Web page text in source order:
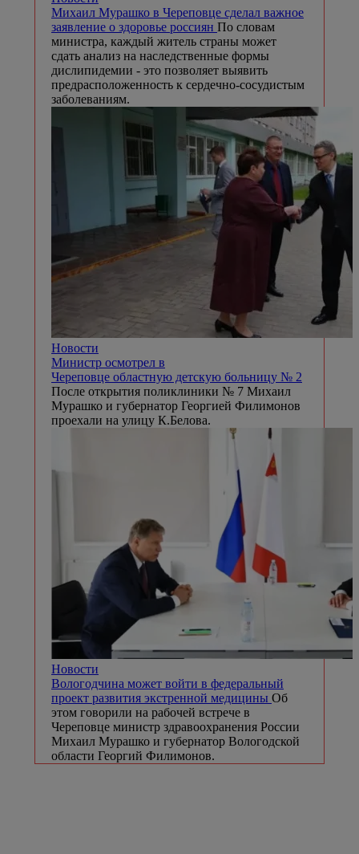
Михаил Мурашко в Череповце сделал важное
заявление о здоровье россиян По словам
министра, каждый житель страны может
сдать анализ на наследственные формы
дислипидемии - это позволяет выявить
предрасположенность к сердечно-сосудистым
заболеваниям.
Новости
Министр осмотрел в
Череповце областную детскую больницу № 2
После открытия поликлиники № 7 Михаил
Мурашко и губернатор Георгией Филимонов
проехали на улицу К.Белова.
Новости
Вологодчина может войти в федеральный
проект развития экстренной медицины Об
этом говорили на рабочей встрече в
Череповце министр здравоохранения России
Михаил Мурашко и губернатор Вологодской
области Георгий Филимонов.